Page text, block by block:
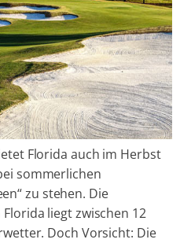
Florida auch im Herbst
sommerlichen
zu stehen. Die
liegt zwischen 12
Doch Vorsicht: Die